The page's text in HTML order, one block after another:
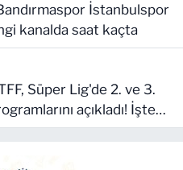
kanalda saat kaçta
açıkladı! İşte
başlama saati